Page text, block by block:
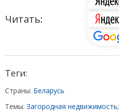
Читать:
Теги:
Страны: Беларусь
Темы: Загородная недвижимость;